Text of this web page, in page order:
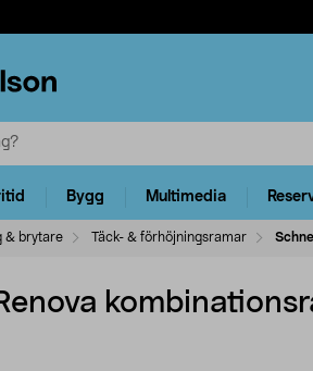
Bygg Multimedia
& brytare Täck- & förhöjningsramar